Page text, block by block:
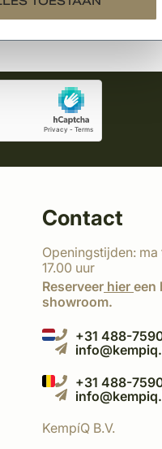
Contact
Openingstijden:
17.00 uur
Reserveer hier een
showroom.
+31 488-
+31 488-
KempíQ B.V.